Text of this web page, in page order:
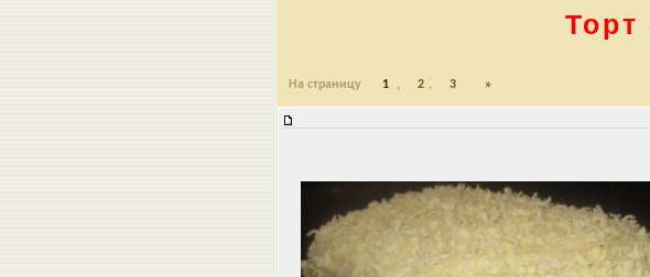
Торт
На страницу 1 , 2 , 3 »